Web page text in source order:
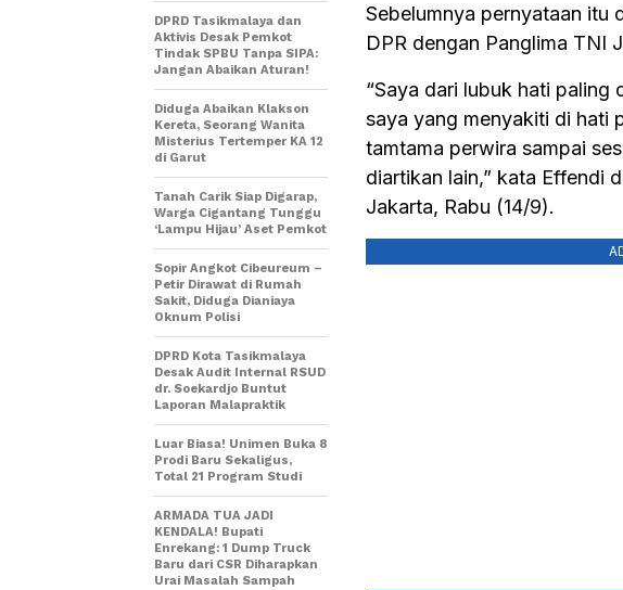
Sebelumnya pernyataan itu
DPR dengan Panglima TNI
“Saya dari lubuk hati paling
saya yang menyakiti di hati
tamtama perwira sampai
diartikan lain,” kata Effendi
Jakarta, Rabu (14/9).
DPRD Tasikmalaya dan
Aktivis Desak Pemkot
Tindak SPBU Tanpa SIPA:
Jangan Abaikan Aturan!
Diduga Abaikan Klakson
Kereta, Seorang Wanita
Misterius Tertemper KA 12
di Garut
Tanah Carik Siap Digarap,
Warga Cigantang Tunggu
‘Lampu Hijau’ Aset Pemkot
Sopir Angkot Cibeureum –
Petir Dirawat di Rumah
Sakit, Diduga Dianiaya
Oknum Polisi
DPRD Kota Tasikmalaya
Desak Audit Internal RSUD
dr. Soekardjo Buntut
Laporan Malapraktik
Luar Biasa! Unimen Buka 8
Prodi Baru Sekaligus,
Total 21 Program Studi
ARMADA TUA JADI
KENDALA! Bupati
Enrekang: 1 Dump Truck
Baru dari CSR Diharapkan
Urai Masalah Sampah